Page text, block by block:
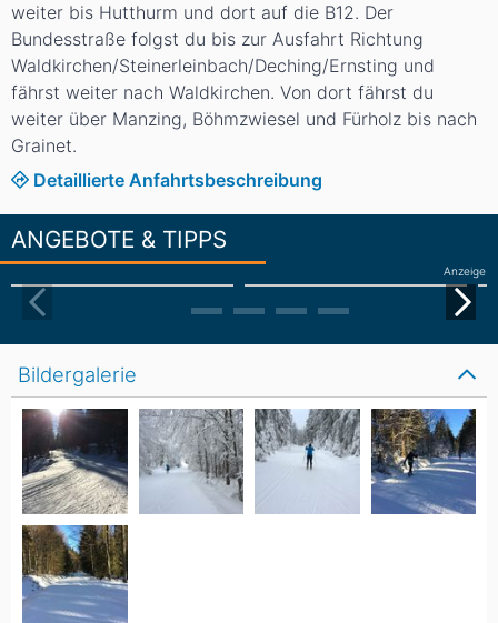
weiter bis Hutthurm und dort auf die B12. Der
Bundesstraße folgst du bis zur Ausfahrt Richtung
Waldkirchen/Steinerleinbach/Deching/Ernsting und
fährst weiter nach Waldkirchen. Von dort fährst du
weiter über Manzing, Böhmzwiesel und Fürholz bis nach
Grainet.
Detaillierte Anfahrtsbeschreibung
ANGEBOTE & TIPPS
Anzeige
Bildergalerie